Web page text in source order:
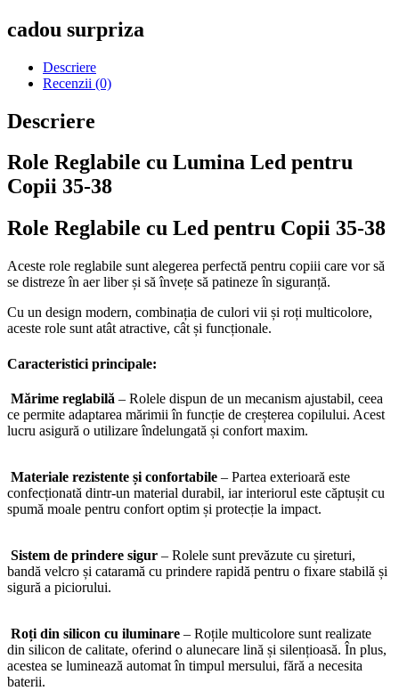
cadou surpriza
Descriere
Recenzii (0)
Descriere
Role Reglabile cu Lumina Led pentru
Copii 35-38
Role Reglabile cu Led pentru Copii 35-38
Aceste role reglabile sunt alegerea perfectă pentru copiii care vor să
se distreze în aer liber și să învețe să patineze în siguranță.
Cu un design modern, combinația de culori vii și roți multicolore,
aceste role sunt atât atractive, cât și funcționale.
Caracteristici principale:
Mărime reglabilă – Rolele dispun de un mecanism ajustabil, ceea
ce permite adaptarea mărimii în funcție de creșterea copilului. Acest
lucru asigură o utilizare îndelungată și confort maxim.
Materiale rezistente și confortabile – Partea exterioară este
confecționată dintr-un material durabil, iar interiorul este căptușit cu
spumă moale pentru confort optim și protecție la impact.
Sistem de prindere sigur – Rolele sunt prevăzute cu șireturi,
bandă velcro și cataramă cu prindere rapidă pentru o fixare stabilă și
sigură a piciorului.
Roți din silicon cu iluminare – Roțile multicolore sunt realizate
din silicon de calitate, oferind o alunecare lină și silențioasă. În plus,
acestea se luminează automat în timpul mersului, fără a necesita
baterii.